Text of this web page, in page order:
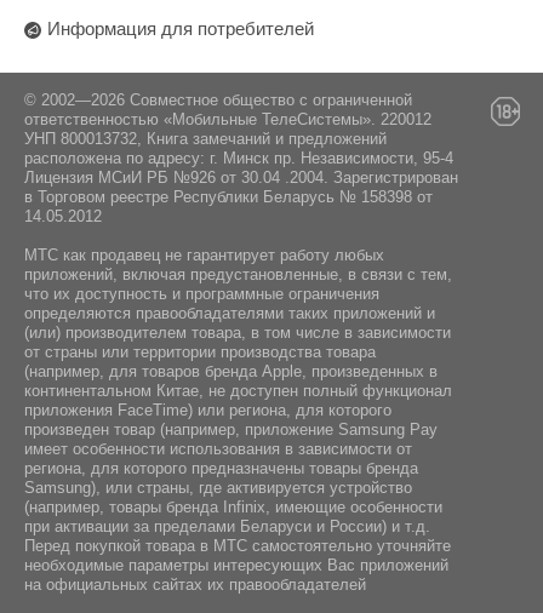
Информация для потребителей
© 2002—2026 Совместное общество с ограниченной
ответственностью «Мобильные ТелеСистемы». 220012
УНП 800013732, Книга замечаний и предложений
расположена по адресу: г. Минск пр. Независимости, 95-4
Лицензия МСиИ РБ №926 от 30.04 .2004. Зарегистрирован
в Торговом реестре Республики Беларусь № 158398 от
14.05.2012
МТС как продавец не гарантирует работу любых
приложений, включая предустановленные, в связи с тем,
что их доступность и программные ограничения
определяются правообладателями таких приложений и
(или) производителем товара, в том числе в зависимости
от страны или территории производства товара
(например, для товаров бренда Apple, произведенных в
континентальном Китае, не доступен полный функционал
приложения FaceTime) или региона, для которого
произведен товар (например, приложение Samsung Pay
имеет особенности использования в зависимости от
региона, для которого предназначены товары бренда
Samsung), или страны, где активируется устройство
(например, товары бренда Infiniх, имеющие особенности
при активации за пределами Беларуси и России) и т.д.
Перед покупкой товара в МТС самостоятельно уточняйте
необходимые параметры интересующих Вас приложений
на официальных сайтах их правообладателей